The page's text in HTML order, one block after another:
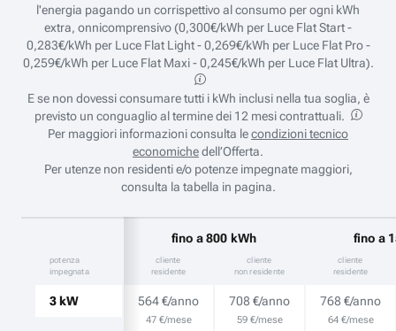
l'energia pagando un corrispettivo al consumo per ogni kWh
extra, onnicomprensivo (0,300€/kWh per Luce Flat Start -
0,283€/kWh per Luce Flat Light - 0,269€/kWh per Luce Flat Pro -
0,259€/kWh per Luce Flat Maxi - 0,245€/kWh per Luce Flat Ultra).
E se non dovessi consumare tutti i kWh inclusi nella tua soglia, è
previsto un conguaglio al termine dei 12 mesi contrattuali.
Per maggiori informazioni consulta lecondizioni tecnico
economichedell’Offerta.
Per utenze non residenti e/o potenze impegnate maggiori,
consulta la tabella in pagina.
fino a 800 kWh fino a
potenza
impegnata
cliente
residente
cliente
non residente
cliente
residente
3 kW 564 €/anno
47 €/mese
708 €/anno
59 €/mese
768 €/anno
64 €/mese